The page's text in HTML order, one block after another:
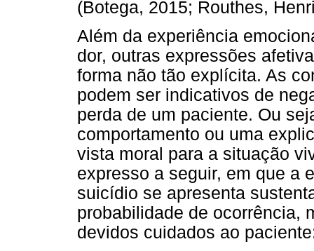
(Botega, 2015; Routhes,
Além da experiência
dor, outras expressões
forma não tão explícita. As
podem ser indicativos de
perda de um paciente. Ou
comportamento ou uma
vista moral para a situação
expresso a seguir, em que a
suicídio se apresenta
probabilidade de ocorrência,
devidos cuidados ao